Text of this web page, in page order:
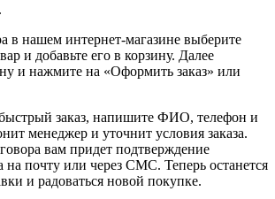
в нашем интернет-магазине выберите
и добавьте его в корзину. Далее
и нажмите на «Оформить заказ» или
заказ, напишите ФИО, телефон и
менеджер и уточнит условия заказа.
вам придет подтверждение
на почту или через СМС. Теперь останется
и радоваться новой покупке.